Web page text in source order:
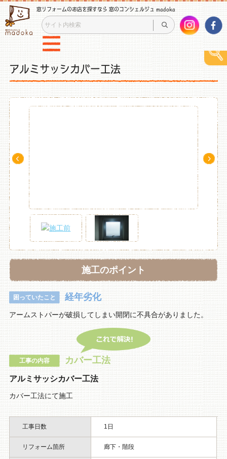
窓リフォームのお店を探すなら 窓のコンシェルジュ madoka
アルミサッシカバー工法
施工のポイント
困っていたこと 経年劣化
アームストパーが破損してしまい開閉に不具合がありました。
工事の内容 カバー工法
アルミサッシカバー工法
カバー工法にて施工
工事日数 1日
リフォーム箇所 廊下・階段